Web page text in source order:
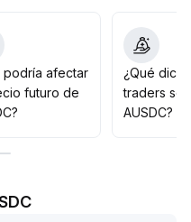
avance regulatorio
institucional y
OTC
de arbitraje
de políticas y los
podría afectar
futuro de
¿Qué
traders
AUSDC?